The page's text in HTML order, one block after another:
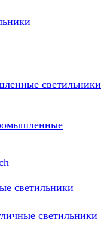
светильники
светильники
светильники